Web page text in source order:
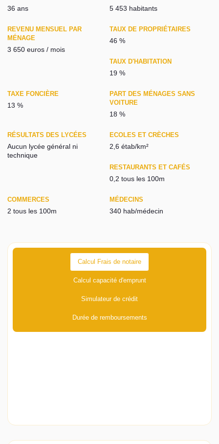
36 ans 5 453 habitants
REVENU MENSUEL PAR
MÉNAGE
3 650 euros / mois
TAUX DE PROPRIÉTAIRES
46 %
TAUX D'HABITATION
19 %
TAXE FONCIÈRE
13 %
PART DES MÉNAGES SANS
VOITURE
18 %
RÉSULTATS DES LYCÉES
Aucun lycée général ni
technique
ECOLES ET CRÈCHES
2,6 étab/km²
RESTAURANTS ET CAFÉS
0,2 tous les 100m
COMMERCES
2 tous les 100m
MÉDECINS
340 hab/médecin
Calcul Frais de notaire
Calcul capacité d'emprunt
Simulateur de crédit
Durée de remboursements